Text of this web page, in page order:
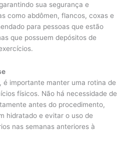
sua segurança e
como abdômen, flancos, coxas e
para pessoas que estão
que possuem depósitos de
é importante manter uma rotina de
físicos. Não há necessidade de
antes do procedimento,
hidratado e evitar o uso de
nas semanas anteriores à